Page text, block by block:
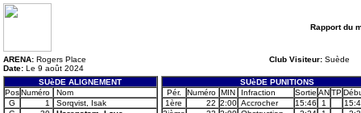
Rapport du
ARENA: Rogers Place
Date: Le 9 août 2024
Club Visiteur: Suède
SUèDE ALIGNEMENT
PosNuméro
Nom
G
1
Sorqvist, Isak
SUèDE PUNITIONS
Pér.
Numéro MIN Infraction Sortie ANTP
1ère
22 2:00 Accrocher 15:46 1